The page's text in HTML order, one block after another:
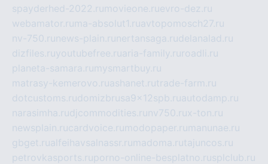
spayderhed-2022.ru movieone.ruevro-dez.ru
webamator.ru ma-absolut1.ruavtopomosch27.ru
nv-750.ru news-plain.ru nertansaga.rudelanalad.ru
dizfiles.ruyoutubefree.ruaria-family.ru roadli.ru
planeta-samara.ru mysmartbuy.ru
matrasy-kemerovo.ruashanet.rutrade-farm.ru
dotcustoms.rudomizbrusa9x12spb.ruautodamp.ru
narasimha.rudjcommodities.ru nv750.rux-ton.ru
newsplain.rucardvoice.ru modopaper.ru manunae.ru
gbget.rualfeihavsalnassr.ru madoma.rutajuncos.ru
petrovkasports.ruporno-online-besplatno.rusplclub.ru